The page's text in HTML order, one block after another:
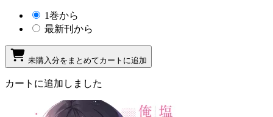
1巻から
最新刊から
未購入分をまとめてカートに追加
カートに追加しました